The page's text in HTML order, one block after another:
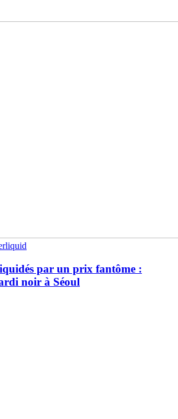
par un prix fantôme :
noir à Séoul